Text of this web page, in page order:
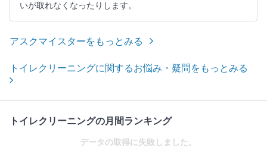
いが取れなくなったりします。
アスクマイスターをもっとみる
トイレクリーニングに関するお悩み・疑問をもっとみる
トイレクリーニングの月間ランキング
データの取得に失敗しました。